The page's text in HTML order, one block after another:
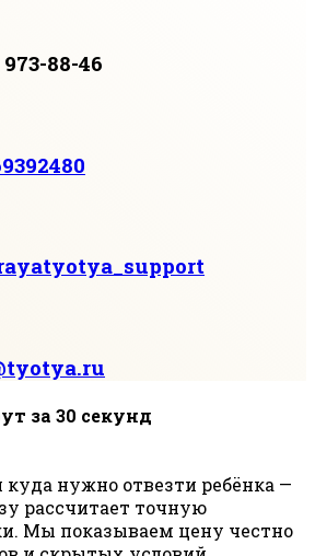
88-46
за 30 секунд
куда нужно отвезти ребёнка —
рассчитает точную
Мы показываем цену честно